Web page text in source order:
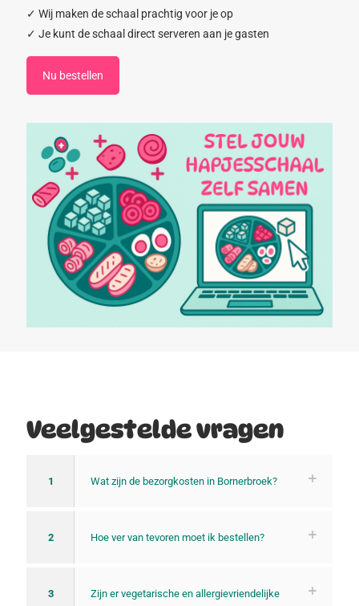
✓ Wij maken de schaal prachtig voor je op
✓ Je kunt de schaal direct serveren aan je gasten
Nu bestellen
Veelgestelde vragen
1 Wat zijn de bezorgkosten in Bornerbroek?
2 Hoe ver van tevoren moet ik bestellen?
3
Zijn er vegetarische en allergievriendelijke